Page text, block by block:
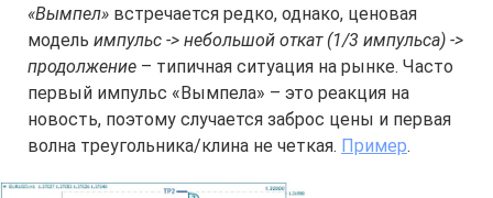
«Вымпел» встречается редко, однако, ценовая
модель импульс -> небольшой откат (1/3 импульса) ->
продолжение – типичная ситуация на рынке. Часто
первый импульс «Вымпела» – это реакция на
новость, поэтому случается заброс цены и первая
волна треугольника/клина не четкая. Пример.